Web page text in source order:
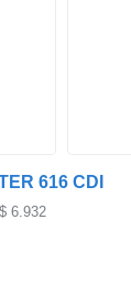
616 CDI
6.932